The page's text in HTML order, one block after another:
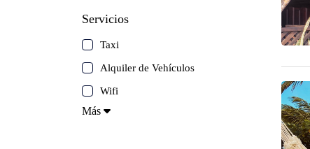
Colonia Tovar
Servicios
Taxi
Alquiler de Vehículos
Wifi
Más